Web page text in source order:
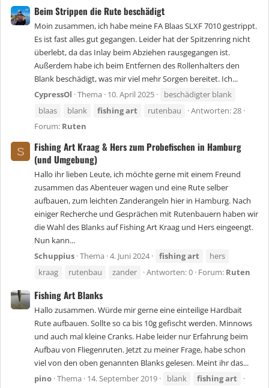
Beim Strippen die Rute beschädigt
Moin zusammen, ich habe meine FA Blaas SLXF 7010 gestrippt.
Es ist fast alles gut gegangen. Leider hat der Spitzenring nicht
überlebt, da das Inlay beim Abziehen rausgegangen ist.
Außerdem habe ich beim Entfernen des Rollenhalters den
Blank beschädigt, was mir viel mehr Sorgen bereitet. Ich...
CypressOl Thema 10. April 2025
beschädigter blank
blaas
blank fishingart rutenbau
Antworten: 28
Forum: Ruten
S
Fishing Art Kraag & Hers zum Probefischen in Hamburg
(und Umgebung)
Hallo ihr lieben Leute, ich möchte gerne mit einem Freund
zusammen das Abenteuer wagen und eine Rute selber
aufbauen, zum leichten Zanderangeln hier in Hamburg. Nach
einiger Recherche und Gesprächen mit Rutenbauern haben wir
die Wahl des Blanks auf Fishing Art Kraag und Hers eingeengt.
Nun kann...
Schuppius Thema 4. Juni 2024 fishingart
hers
kraag
rutenbau zander Antworten: 0 Forum: Ruten
Fishing Art Blanks
Hallo zusammen. Würde mir gerne eine einteilige Hardbait
Rute aufbauen. Sollte so ca bis 10g gefischt werden. Minnows
und auch mal kleine Cranks. Habe leider nur Erfahrung beim
Aufbau von Fliegenruten. Jetzt zu meiner Frage, habe schon
viel von den oben genannten Blanks gelesen. Meint ihr das...
pino Thema 14. September 2019 blank fishingart